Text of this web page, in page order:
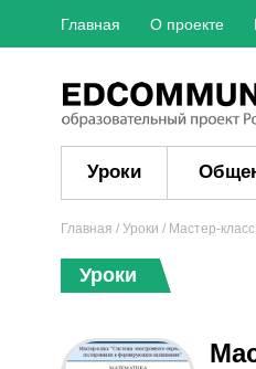
Главная О проекте
Уроки
Главная / Уроки / Мастер-
Уроки